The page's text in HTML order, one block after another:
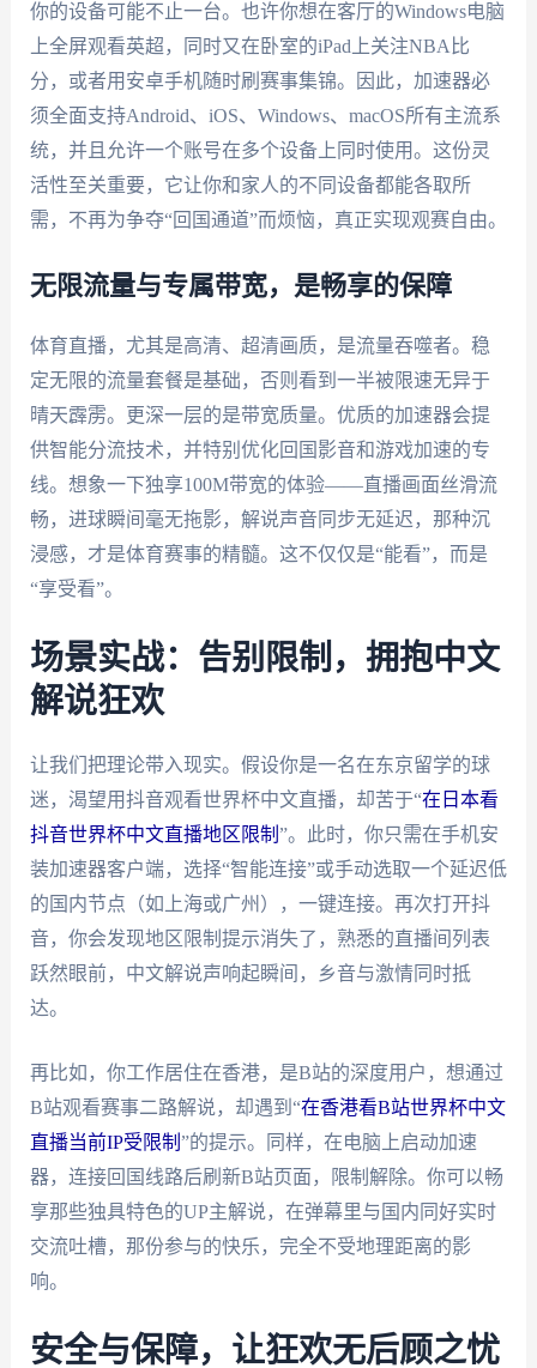
你的设备可能不止一台。也许你想在客厅的Windows电脑
上全屏观看英超，同时又在卧室的iPad上关注NBA比
分，或者用安卓手机随时刷赛事集锦。因此，加速器必
须全面支持Android、iOS、Windows、macOS所有主流系
统，并且允许一个账号在多个设备上同时使用。这份灵
活性至关重要，它让你和家人的不同设备都能各取所
需，不再为争夺“回国通道”而烦恼，真正实现观赛自由。
无限流量与专属带宽，是畅享的保障
体育直播，尤其是高清、超清画质，是流量吞噬者。稳
定无限的流量套餐是基础，否则看到一半被限速无异于
晴天霹雳。更深一层的是带宽质量。优质的加速器会提
供智能分流技术，并特别优化回国影音和游戏加速的专
线。想象一下独享100M带宽的体验——直播画面丝滑流
畅，进球瞬间毫无拖影，解说声音同步无延迟，那种沉
浸感，才是体育赛事的精髓。这不仅仅是“能看”，而是
“享受看”。
场景实战：告别限制，拥抱中文
解说狂欢
让我们把理论带入现实。假设你是一名在东京留学的球
迷，渴望用抖音观看世界杯中文直播，却苦于“在日本看
抖音世界杯中文直播地区限制 ”。此时，你只需在手机安
装加速器客户端，选择“智能连接”或手动选取一个延迟低
的国内节点（如上海或广州），一键连接。再次打开抖
音，你会发现地区限制提示消失了，熟悉的直播间列表
跃然眼前，中文解说声响起瞬间，乡音与激情同时抵
达。
再比如，你工作居住在香港，是B站的深度用户，想通过
B站观看赛事二路解说，却遇到“在香港看B站世界杯中文
直播当前IP受限制 ”的提示。同样，在电脑上启动加速
器，连接回国线路后刷新B站页面，限制解除。你可以畅
享那些独具特色的UP主解说，在弹幕里与国内同好实时
交流吐槽，那份参与的快乐，完全不受地理距离的影
响。
安全与保障，让狂欢无后顾之忧